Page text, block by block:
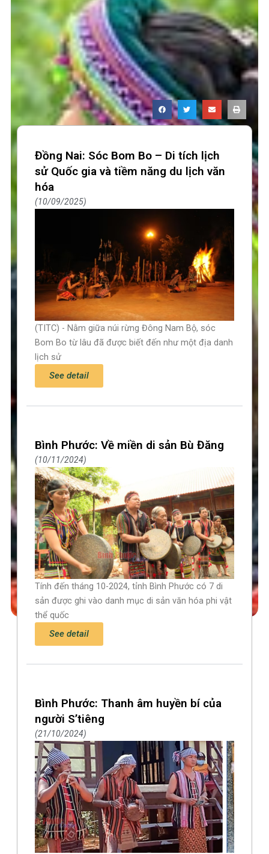
Đồng Nai: Sóc Bom Bo – Di tích lịch
sử Quốc gia và tiềm năng du lịch văn
hóa
10/09/2025
(TITC) - Nằm giữa núi rừng Đông Nam Bộ, sóc
Bom Bo từ lâu đã được biết đến như một địa danh
lịch sử
See detail
Bình Phước: Về miền di sản Bù Đăng
10/11/2024
Tính đến tháng 10-2024, tỉnh Bình Phước có 7 di
sản được ghi vào danh mục di sản văn hóa phi vật
thể quốc
See detail
Bình Phước: Thanh âm huyền bí của
người S’tiêng
21/10/2024